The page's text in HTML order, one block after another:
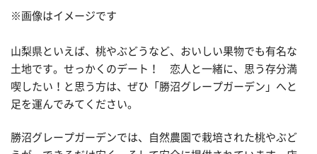
※画像はイメージです
山梨県といえば、桃やぶどうなど、おいしい果物でも有名な
土地です。せっかくのデート！ 恋人と一緒に、思う存分満
喫したい！と思う方は、ぜひ「勝沼グレープガーデン」へと
足を運んでみてください。
勝沼グレープガーデンでは、自然農園で栽培された桃やぶど